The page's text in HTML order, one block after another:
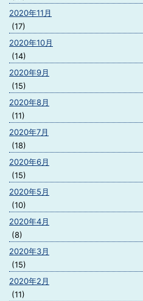
2020年11月
(17)
2020年10月
(14)
2020年9月
(15)
2020年8月
(11)
2020年7月
(18)
2020年6月
(15)
2020年5月
(10)
2020年4月
(8)
2020年3月
(15)
2020年2月
(11)